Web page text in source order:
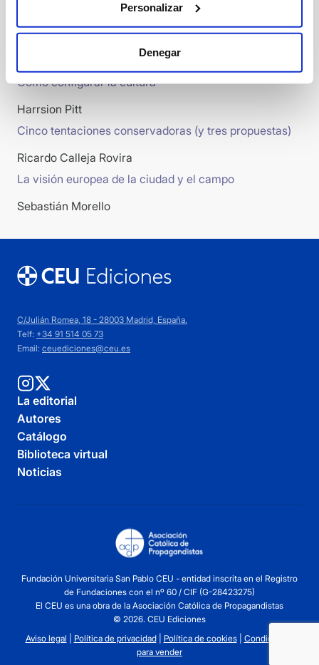
Personalizar
Denegar
Denominación de origen
Enrique García-Máiquez
Cómo configurar la cultura
Harrsion Pitt
Cinco tentaciones conservadoras (y tres propuestas)
Ricardo Calleja Rovira
La visión europea de la ciudad y el campo
Sebastián Morello
C/Julián Romea, 18 - 28003 Madrid, España.
Telf: +34 91 514 05 73
Email: ceuediciones@ceu.es
La editorial
Autores
Catálogo
Biblioteca virtual
Noticias
Fundación Universitaria San Pablo CEU - entidad inscrita en el Registro
de Fundaciones con el nº 60 / CIF (G-28423275)
El CEU es una obra de la Asociación Católica de Propagandistas
© 2026. CEU Ediciones
Aviso legal
Política de privacidad| Política de cookies| Condiciones
para vender